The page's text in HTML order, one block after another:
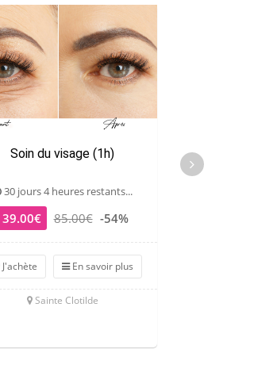
Soin du visage (1h)
30 jours 4 heures restants...
39.00€ 85.00€ -54%
J'achète En savoir plus
Sainte Clotilde